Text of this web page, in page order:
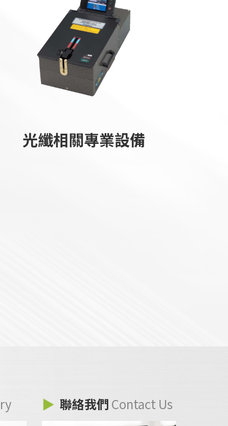
光纖相關專業設備
聯絡我們 Contact Us